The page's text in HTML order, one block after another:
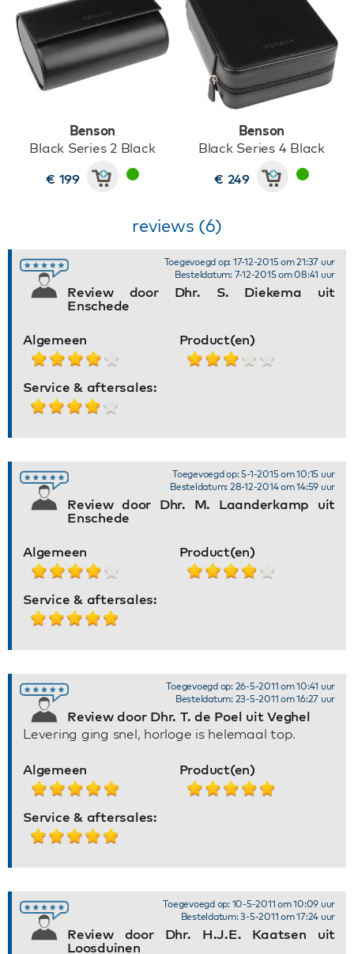
Benson
Black Series 2 Black
€ 199
Benson
Black Series 4 Black
€ 249
reviews (6)
Review door Dhr. S. Diekema uit
Enschede
Toegevoegd op: 17-12-2015 om 21:37 uur
Besteldatum: 7-12-2015 om 08:41 uur
Algemeen Product(en)
Service & aftersales:
Review door Dhr. M. Laanderkamp uit
Enschede
Toegevoegd op: 5-1-2015 om 10:15 uur
Besteldatum: 28-12-2014 om 14:59 uur
Algemeen Product(en)
Service & aftersales:
Review door Dhr. T. de Poel uit Veghel
Toegevoegd op: 26-5-2011 om 10:41 uur
Besteldatum: 23-5-2011 om 16:27 uur
Levering ging snel, horloge is helemaal top.
Algemeen Product(en)
Service & aftersales:
Review door Dhr. H.J.E. Kaatsen uit
Loosduinen
Toegevoegd op: 10-5-2011 om 10:09 uur
Besteldatum: 3-5-2011 om 17:24 uur